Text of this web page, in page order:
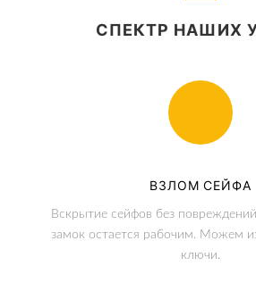
СПЕКТР НАШИХ
ВЗЛОМ СЕЙФА
Вскрытие сейфов без
замок остается рабочим. Можем
ключи.